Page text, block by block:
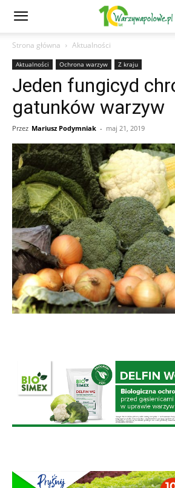
Strona główna Aktualności
Aktualności Ochrona warzyw Z kraju
Jeden fungicyd
gatunków warzyw
Przez Mariusz Podymniak - maj 21, 2019